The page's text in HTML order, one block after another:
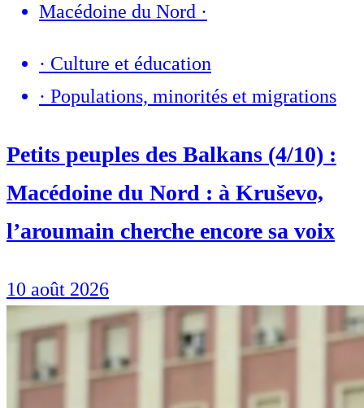
Macédoine du Nord ·
· Culture et éducation
· Populations, minorités et migrations
Petits peuples des Balkans (4/10) :
Macédoine du Nord : à Kruševo,
l’aroumain cherche encore sa voix
10 août 2026